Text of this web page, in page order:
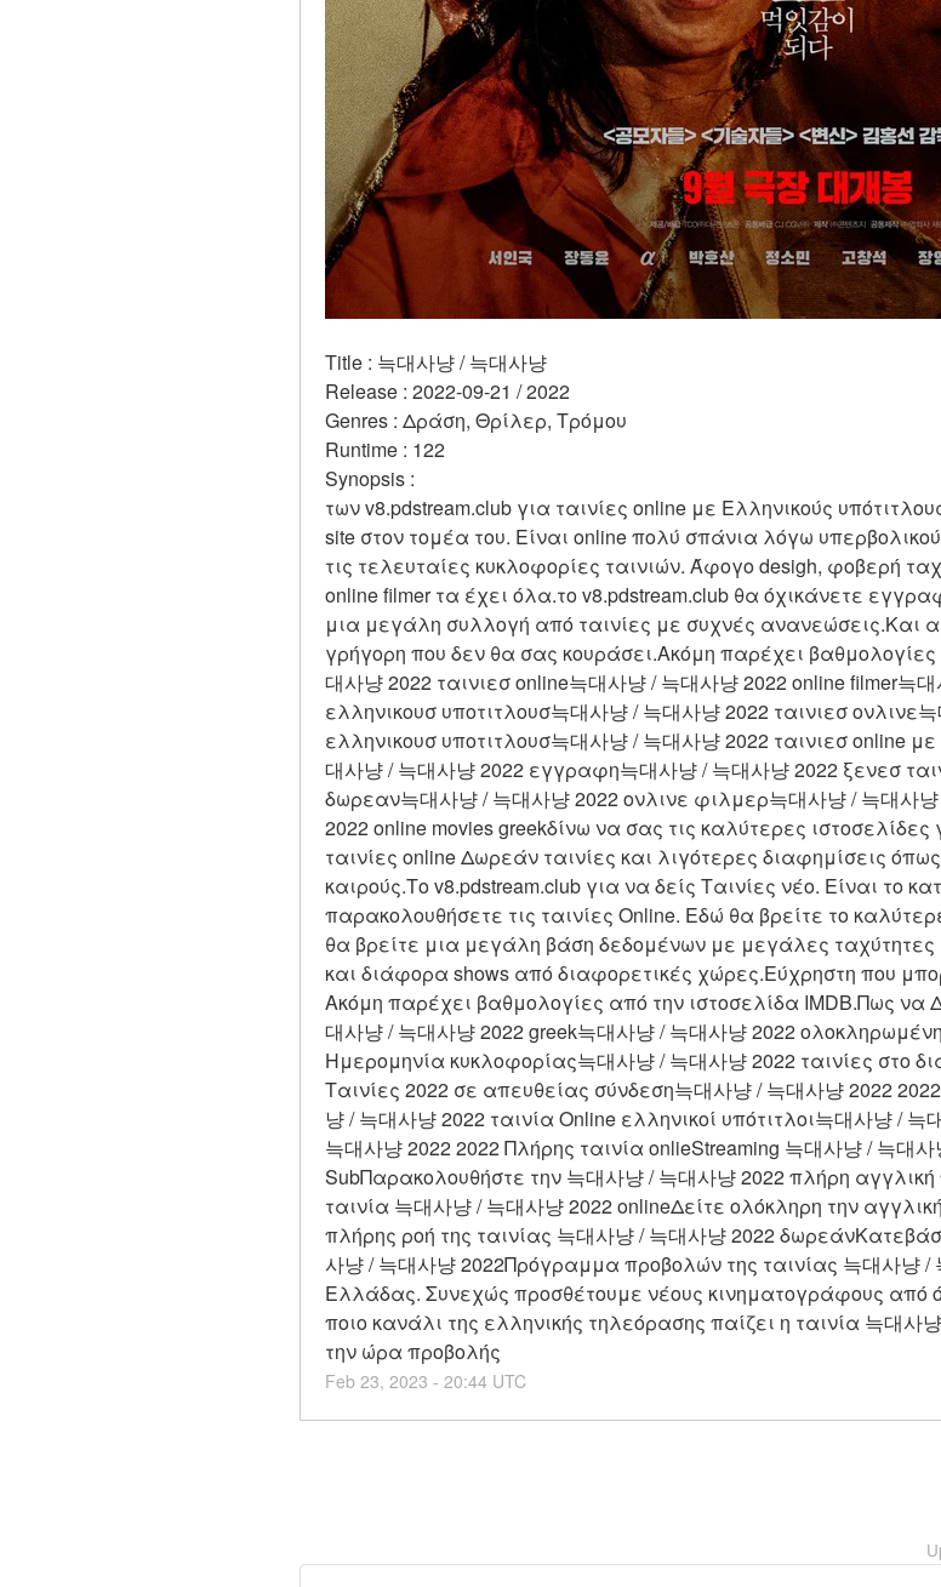
Title : 늑대사냥 / 늑대사냥
Release : 2022-09-21 / 2022
Genres : Δράση, Θρίλερ, Τρόμου
Runtime : 122
Synopsis :
των v8.pdstream.club για ταινίες online με Ελληνικούς
site στον τομέα του. Είναι online πολύ σπάνια λόγω
τις τελευταίες κυκλοφορίες ταινιών. Άφογο desigh, φοβερή
online filmer τα έχει όλα.το v8.pdstream.club θα όχικάνετε
μια μεγάλη συλλογή από ταινίες με συχνές ανανεώσεις.Και
γρήγορη που δεν θα σας κουράσει.Ακόμη παρέχει βαθμολογίες
대사냥 2022 ταινιεσ online늑대사냥 / 늑대사냥 2022 online filmer늑
ελληνικουσ υποτιτλουσ늑대사냥 / 늑대사냥 2022 ταινιεσ ονλινε
ελληνικουσ υποτιτλουσ늑대사냥 / 늑대사냥 2022 ταινιεσ online
대사냥 / 늑대사냥 2022 εγγραφη늑대사냥 / 늑대사냥 2022 ξενεσ
δωρεαν늑대사냥 / 늑대사냥 2022 ονλινε φιλμερ늑대사냥 / 늑대사
2022 online movies greekδίνω να σας τις καλύτερες
ταινίες online Δωρεάν ταινίες και λιγότερες διαφημίσεις
καιρούς.Το v8.pdstream.club για να δείς Ταινίες νέο. Είναι το
παρακολουθήσετε τις ταινίες Online. Εδώ θα βρείτε το
θα βρείτε μια μεγάλη βάση δεδομένων με μεγάλες ταχύτητες
και διάφορα shows από διαφορετικές χώρες.Εύχρηστη που
Ακόμη παρέχει βαθμολογίες από την ιστοσελίδα IMDB.Πως να
대사냥 / 늑대사냥 2022 greek늑대사냥 / 늑대사냥 2022
Ημερομηνία κυκλοφορίας늑대사냥 / 늑대사냥 2022 ταινίες στο
Ταινίες 2022 σε απευθείας σύνδεση늑대사냥 / 늑대사냥 2022
냥 / 늑대사냥 2022 ταινία Online ελληνικοί υπότιτλοι늑대사냥 /
늑대사냥 2022 2022 Πλήρης ταινία onlieStreaming 늑대사냥 / 늑대
SubΠαρακολουθήστε την 늑대사냥 / 늑대사냥 2022 πλήρη
ταινία 늑대사냥 / 늑대사냥 2022 onlineΔείτε ολόκληρη την
πλήρης ροή της ταινίας 늑대사냥 / 늑대사냥 2022
사냥 / 늑대사냥 2022Πρόγραμμα προβολών της ταινίας 늑대사냥
Ελλάδας. Συνεχώς προσθέτουμε νέους κινηματογράφους
ποιο κανάλι της ελληνικής τηλεόρασης παίζει η ταινία 늑대사
την ώρα προβολής
Feb 23, 2023 - 20:44 UTC